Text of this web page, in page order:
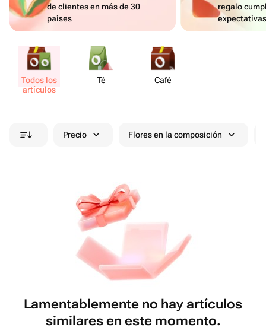
de clientes en más de 30
países
regalo
Todos los
artículos
Té Café
Precio Flores en la composición
Lamentablemente no hay artículos
similares en este momento.